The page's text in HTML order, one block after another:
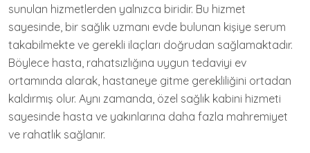
sunulan hizmetlerden yalnızca biridir. Bu hizmet
sayesinde, bir sağlık uzmanı evde bulunan kişiye serum
takabilmekte ve gerekli ilaçları doğrudan sağlamaktadır.
Böylece hasta, rahatsızlığına uygun tedaviyi ev
ortamında alarak, hastaneye gitme gerekliliğini ortadan
kaldırmış olur. Aynı zamanda, özel sağlık kabini hizmeti
sayesinde hasta ve yakınlarına daha fazla mahremiyet
ve rahatlık sağlanır.